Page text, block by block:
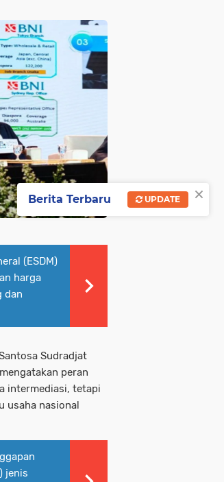
(ESDM)
harga
dan
Sudradjat
peran
intermediasi, tetapi
usaha nasional
jenis
×
Berita Terbaru UPDATE